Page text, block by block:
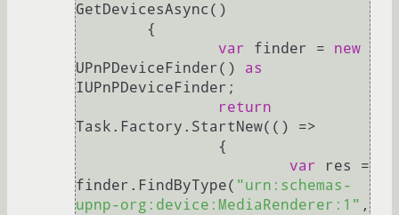
GetDevicesAsync()
var
finder = new
UPnPDeviceFinder() as
IUPnPDeviceFinder;
return
Task.Factory.StartNew(() =>
var
res =
finder.FindByType( "urn:schemas-
upnp-org:device:MediaRenderer:1"
,